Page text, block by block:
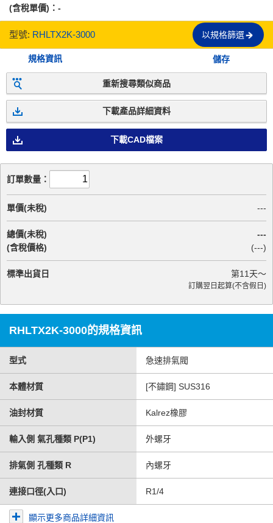
(含稅單價)： -
型號: RHLTX2K-3000 以規格篩選
規格資訊 儲存
重新搜尋類似商品
下載產品詳細資料
下載CAD檔案
訂單數量：
單價(未稅) ---
總價(未稅)
(含稅價格)
---
(---)
標準出貨日 第11 天～
訂購翌日起算(不含假日)
RHLTX2K-3000的規格資訊
型式 急速排氣閥
本體材質 [不鏽鋼] SUS316
油封材質 Kalrez橡膠
輸入側 氣孔種類 P(P1) 外螺牙
排氣側 孔種類 R 內螺牙
連接口徑(入口) R1/4
顯示更多商品詳細資訊